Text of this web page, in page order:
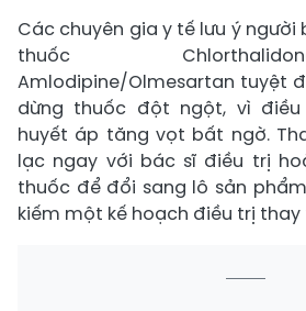
Các chuyên gia y tế lưu ý người
thuốc
Amlodipine/Olmesartan tuyệt
dừng thuốc đột ngột, vì
huyết áp tăng vọt bất ngờ.
lạc ngay với bác sĩ điều trị
thuốc để đổi sang lô sản
kiếm một kế hoạch điều trị thay